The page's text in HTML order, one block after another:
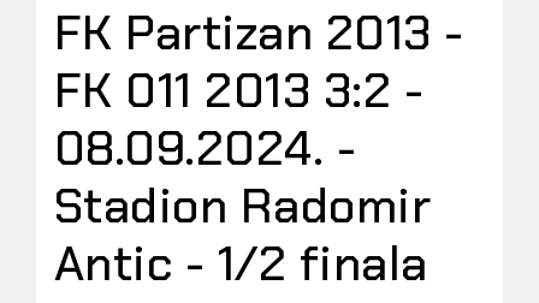
FK Partizan 2013 -
FK 011 2013 3:2 -
08.09.2024. -
Stadion Radomir
Antic - 1/2 finala